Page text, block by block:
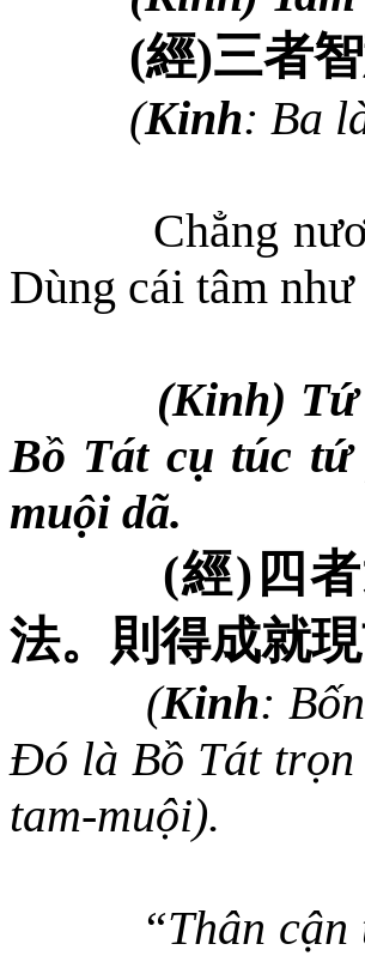
(經)三者
(Kinh: Ba
Chẳng
Dùng cái tâm như
(Kinh)
Bồ Tát cụ túc tứ
muội dã.
(經) 四
法。則得成就
(Kinh:
Đó là Bồ Tát trọn
tam-muội).
“Thân